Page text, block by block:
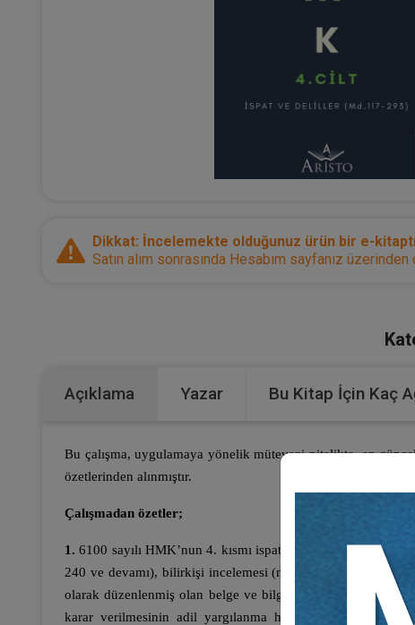
Dikkat: İncelemekte olduğunuz ürün bir e-
Satın alım sonrasında Hesabım sayfanız
Açıklama Yazar Bu Kitap İçin Kaç
Bu çalışma, uygulamaya yönelik mütevazi nitelikte, en
özetlerinden alınmıştır.
Çalışmadan özetler;
1. 6100 sayılı HMK’nun 4. kısmı ispat ve deliller olarak
240 ve devamı), bilirkişi incelemesi (madde 266 ve
olarak düzenlenmiş olan belge ve bilgilerin mahkeme
karar verilmesinin adil yargılanma hakkının ihlalini